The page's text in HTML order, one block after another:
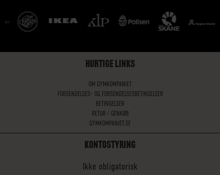
HURTIGE LINKS
OM GYMKOMPANIET
FORSENDELSES- OG FORSENDELSESBETINGELSER
BETINGELSER
RETUR / GENKØB
GYMKOMPANIET.SE
KONTOSTYRING
Ikke obligatorisk